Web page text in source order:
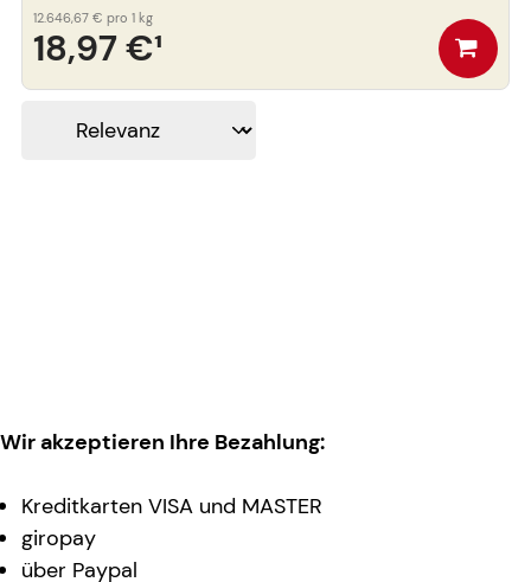
18,97 €¹
12.646,67 € pro 1 kg
Wir akzeptieren Ihre Bezahlung:
Kreditkarten VISA und MASTER
giropay
über Paypal